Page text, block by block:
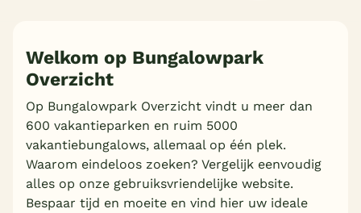
Welkom op Bungalowpark
Overzicht
Op Bungalowpark Overzicht vindt u meer dan
600 vakantieparken en ruim 5000
vakantiebungalows, allemaal op één plek.
Waarom eindeloos zoeken? Vergelijk eenvoudig
alles op onze gebruiksvriendelijke website.
Bespaar tijd en moeite en vind hier uw ideale